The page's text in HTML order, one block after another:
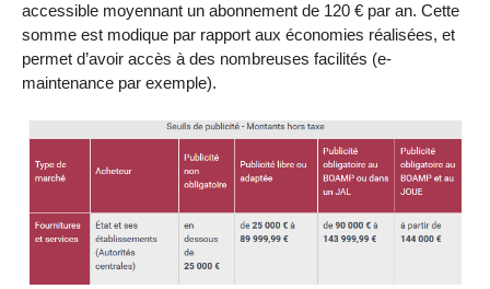
accessible moyennant un abonnement de 120 € par an. Cette
somme est modique par rapport aux économies réalisées, et
permet d’avoir accès à des nombreuses facilités (e-
maintenance par exemple).